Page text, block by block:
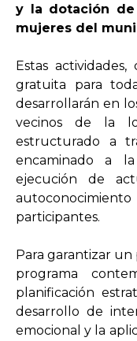
y la dotación de
mujeres del
Estas
gratuita para
desarrollarán en
vecinos de la
estructurado a
encaminado a
ejecución de
participantes.
Para garantizar un
programa
planificación
desarrollo de
emocional y la